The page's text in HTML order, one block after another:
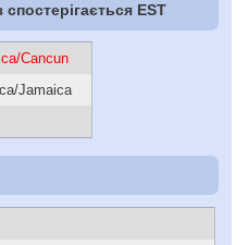
EST
Cancun
Jamaica